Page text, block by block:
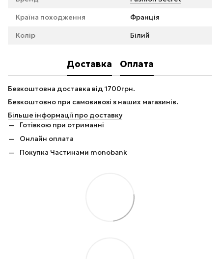
Країна походження Франція
Колір Білий
Доставка Оплата
Безкоштовна доставка від 1700грн.
Безкоштовно при самовивозі з наших магазинів.
Більше інформації про доставку
Готівкою при отриманні
Онлайн оплата
Покупка Частинами monobank